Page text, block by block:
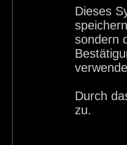
Dieses
sondern
Durch
zu.